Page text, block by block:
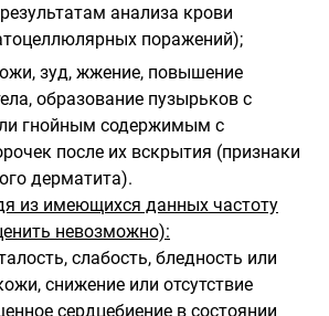
анализа крови
поражений);
зуд, жжение, повышение
образование пузырьков с
гнойным содержимым с
после их вскрытия (признаки
дерматита).
из имеющихся данных частоту
невозможно):
слабость, бледность или
снижение или отсутствие
сердцебиение в состоянии